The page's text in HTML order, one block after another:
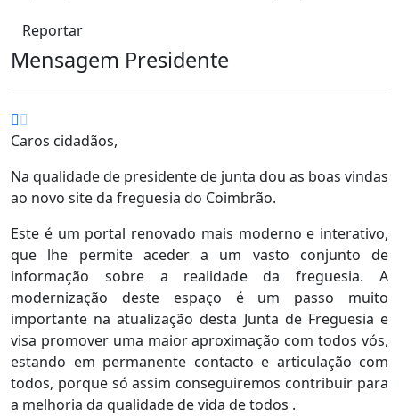
Reportar
Mensagem Presidente
Caros cidadãos,
Na qualidade de presidente de junta dou as boas vindas
ao novo site da freguesia do Coimbrão.
Este é um portal renovado mais moderno e interativo,
que lhe permite aceder a um vasto conjunto de
informação sobre a realidade da freguesia. A
modernização deste espaço é um passo muito
importante na atualização desta Junta de Freguesia e
visa promover uma maior aproximação com todos vós,
estando em permanente contacto e articulação com
todos, porque só assim conseguiremos contribuir para
a melhoria da qualidade de vida de todos .